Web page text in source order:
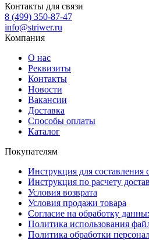
Контакты для связи
8 (499) 350-87-47
info@striwer.ru
Компания
О нас
Реквизиты
Контакты
Новости
Вакансии
Доставка
Способы оплаты
Каталог
Покупателям
Инструкция для составления
Инструкция по расчету
Условия возврата
Условия продажи товара
Согласие на обработку
Политика использования
Политика обработки